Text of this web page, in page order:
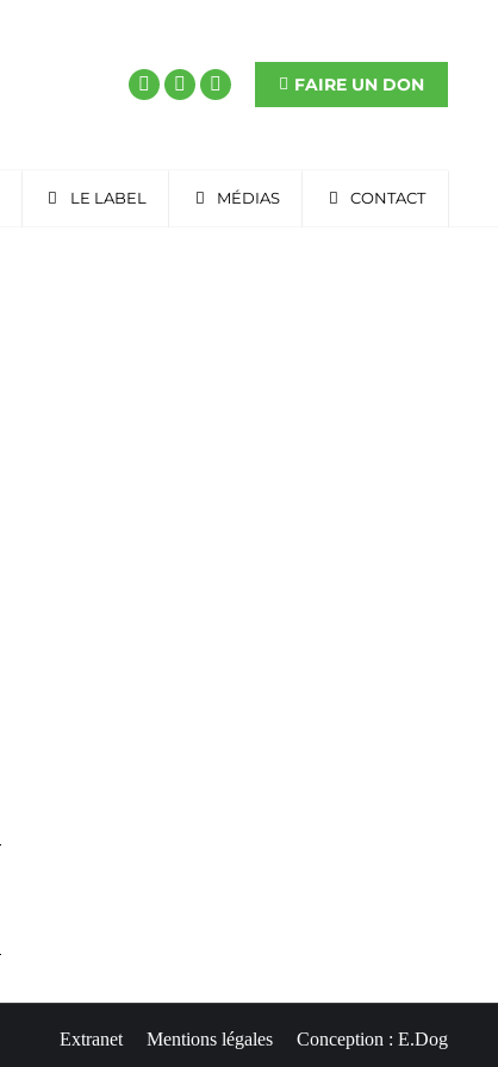
FAIRE UN DON
LE LABEL MÉDIAS CONTACT
Extranet Mentions légales Conception : E.Dog